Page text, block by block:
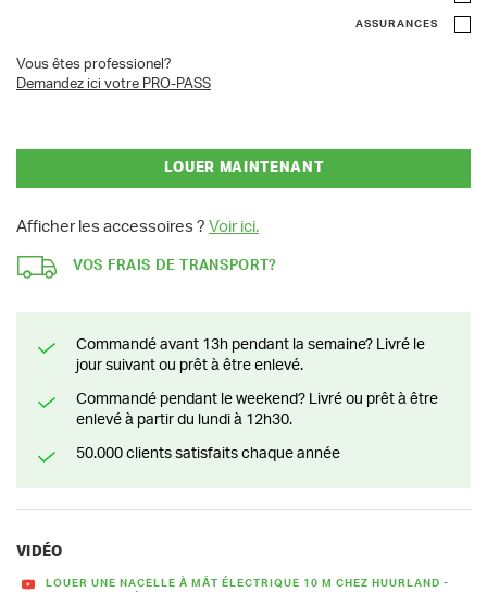
ASSURANCES
Vous êtes professionel?
Demandez ici votre PRO-PASS
LOUER MAINTENANT
Afficher les accessoires ? Voir ici.
VOS FRAIS DE TRANSPORT?
Commandé avant 13h pendant la semaine? Livré le
jour suivant ou prêt à être enlevé.
Commandé pendant le weekend? Livré ou prêt à être
enlevé à partir du lundi à 12h30.
50.000 clients satisfaits chaque année
VIDÉO
LOUER UNE NACELLE À MÂT ÉLECTRIQUE 10 M CHEZ HUURLAND -